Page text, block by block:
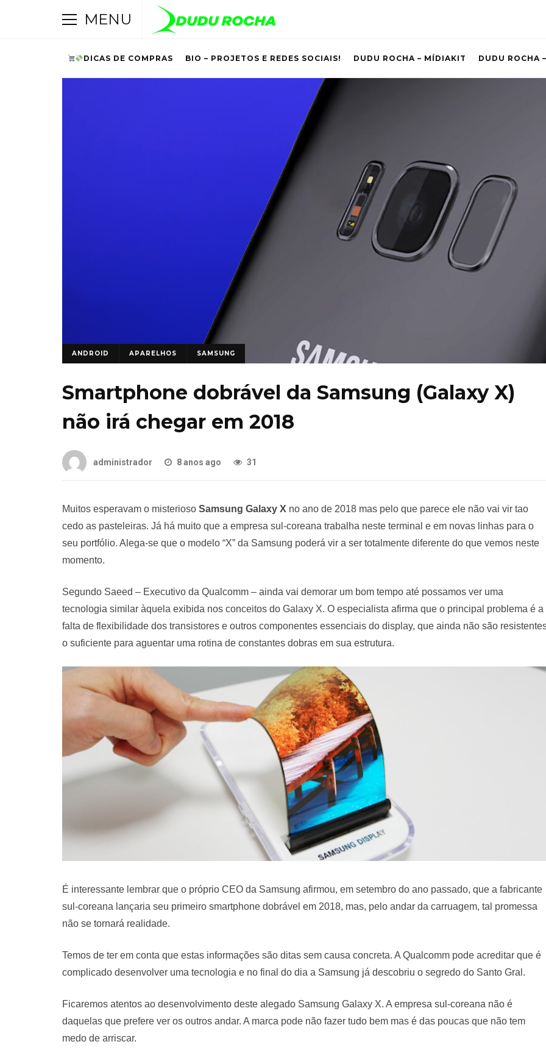
MENU
DICAS DE COMPRAS BIO – PROJETOS E REDES SOCIAIS! DUDU ROCHA – MÍDIAKIT DUDU ROCHA
ANDROID APARELHOS SAMSUNG
Smartphone dobrável da Samsung (Galaxy X)
não irá chegar em 2018
administrador 8 anos ago 31
Muitos esperavam o misterioso Samsung Galaxy X no ano de 2018 mas pelo que parece ele não vai vir tao
cedo as pasteleiras. Já há muito que a empresa sul-coreana trabalha neste terminal e em novas linhas para o
seu portfólio. Alega-se que o modelo “X” da Samsung poderá vir a ser totalmente diferente do que vemos neste
momento.
Segundo Saeed – Executivo da Qualcomm – ainda vai demorar um bom tempo até possamos ver uma
tecnologia similar àquela exibida nos conceitos do Galaxy X. O especialista afirma que o principal problema é a
falta de flexibilidade dos transistores e outros componentes essenciais do display, que ainda não são
o suficiente para aguentar uma rotina de constantes dobras em sua estrutura.
É interessante lembrar que o próprio CEO da Samsung afirmou, em setembro do ano passado, que a fabricante
sul-coreana lançaria seu primeiro smartphone dobrável em 2018, mas, pelo andar da carruagem, tal promessa
não se tornará realidade.
Temos de ter em conta que estas informações são ditas sem causa concreta. A Qualcomm pode acreditar que é
complicado desenvolver uma tecnologia e no final do dia a Samsung já descobriu o segredo do Santo Gral.
Ficaremos atentos ao desenvolvimento deste alegado Samsung Galaxy X. A empresa sul-coreana não é
daquelas que prefere ver os outros andar. A marca pode não fazer tudo bem mas é das poucas que não tem
medo de arriscar.